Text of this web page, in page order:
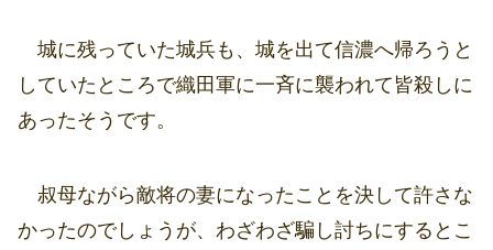
城に残っていた城兵も、城を出て信濃へ帰ろうと
していたところで織田軍に一斉に襲われて皆殺しに
あったそうです。
叔母ながら敵将の妻になったことを決して許さな
かったのでしょうが、わざわざ騙し討ちにするとこ